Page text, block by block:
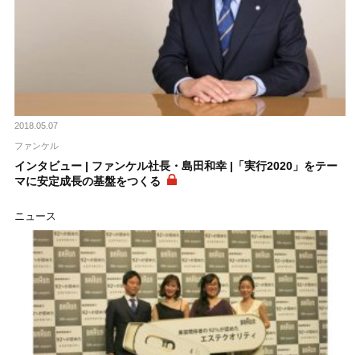
2018.05.07
ファンケル
インタビュー | ファンケル社長・島田和幸 |「実行2020」をテー
マに安定成長の基盤をつくる
ニュース